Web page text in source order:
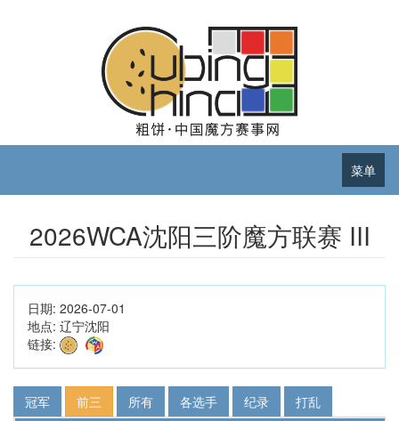
菜单
2026WCA沈阳三阶魔方联赛 III
日期: 2026-07-01
地点: 辽宁沈阳
链接:
冠军 前三 所有 各选手 纪录
打乱